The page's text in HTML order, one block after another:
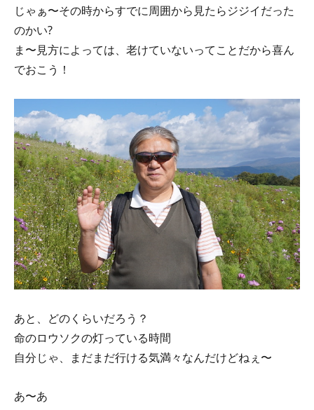
じゃぁ〜その時からすでに周囲から見たらジジイだった
のかい?
ま〜見方によっては、老けていないってことだから喜ん
でおこう！
あと、どのくらいだろう？
命のロウソクの灯っている時間
自分じゃ、まだまだ行ける気満々なんだけどねぇ〜
あ〜あ